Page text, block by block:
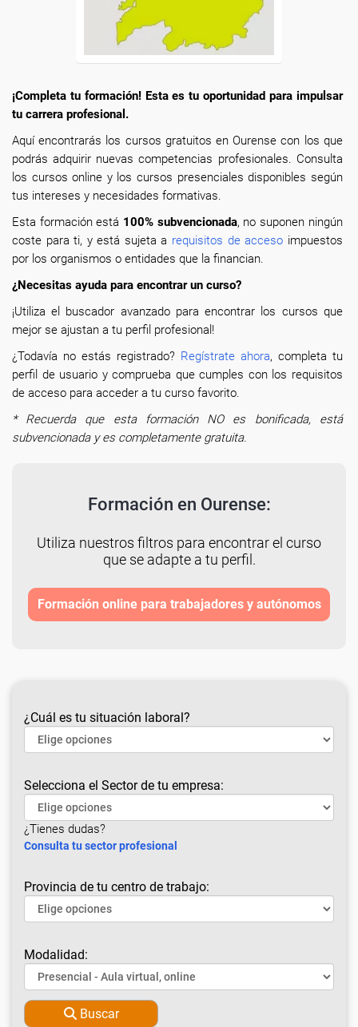
¡Completa tu formación! Esta es tu oportunidad para impulsar
tu carrera profesional.
Aquí encontrarás los cursos gratuitos en Ourense con los que
podrás adquirir nuevas competencias profesionales. Consulta
los cursos online y los cursos presenciales disponibles según
tus intereses y necesidades formativas.
Esta formación está 100% subvencionada, no suponen ningún
coste para ti, y está sujeta a requisitos de acceso impuestos
por los organismos o entidades que la financian.
¿Necesitas ayuda para encontrar un curso?
¡Utiliza el buscador avanzado para encontrar los cursos que
mejor se ajustan a tu perfil profesional!
¿Todavía no estás registrado? Regístrate ahora, completa tu
perfil de usuario y comprueba que cumples con los requisitos
de acceso para acceder a tu curso favorito.
* Recuerda que esta formación NO es bonificada, está
subvencionada y es completamente gratuita.
Formación en Ourense:
Utiliza nuestros filtros para encontrar el curso
que se adapte a tu perfil.
Formación online para trabajadores y autónomos
¿Cuál es tu situación laboral?
Selecciona el Sector de tu empresa:
¿Tienes dudas?
Consulta tu sector profesional
Provincia de tu centro de trabajo:
Modalidad:
Buscar